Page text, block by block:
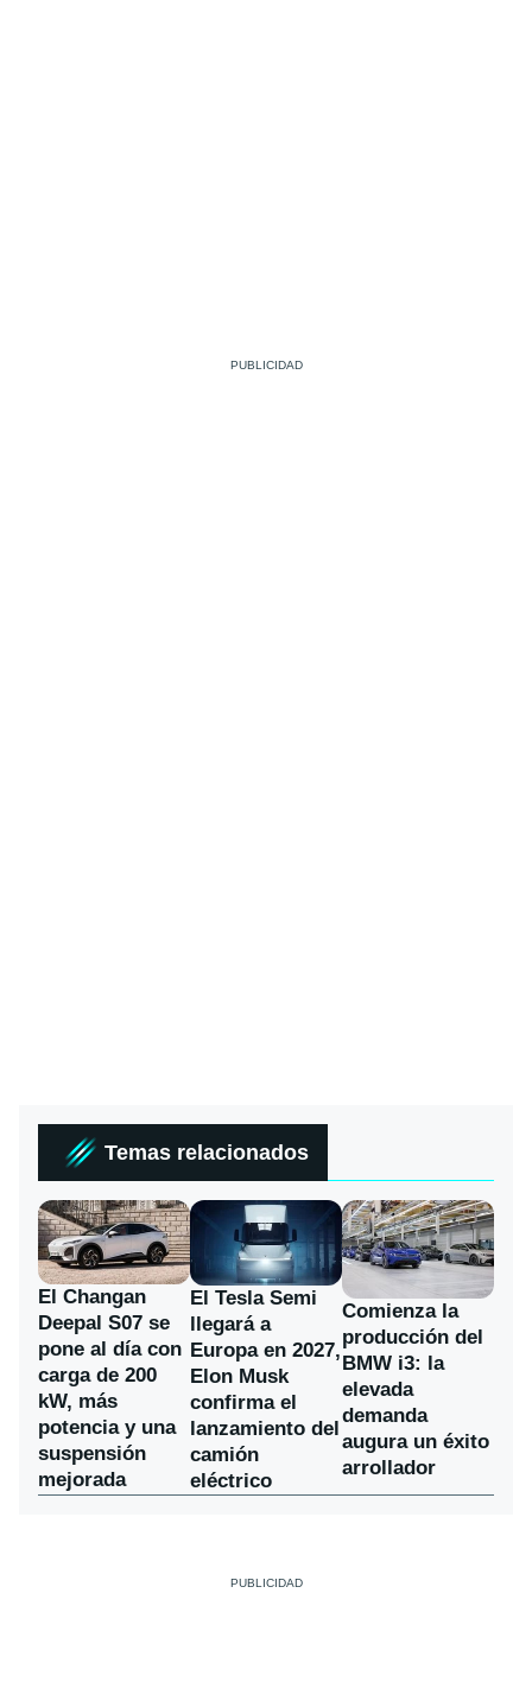
Temas relacionados
El Changan
Deepal S07 se
pone al día con
carga de 200
kW, más
potencia y una
suspensión
mejorada
El Tesla Semi
llegará a
Europa en 2027,
Elon Musk
confirma el
lanzamiento del
camión
eléctrico
Comienza la
producción del
BMW i3: la
elevada
demanda
augura un éxito
arrollador